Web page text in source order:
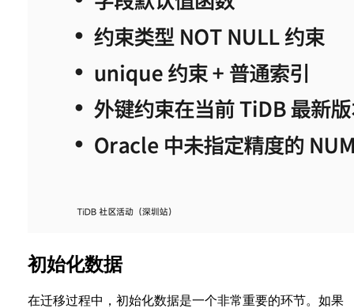
初始化数据
在迁移过程中，初始化数据是一个非常重要的环节。如果